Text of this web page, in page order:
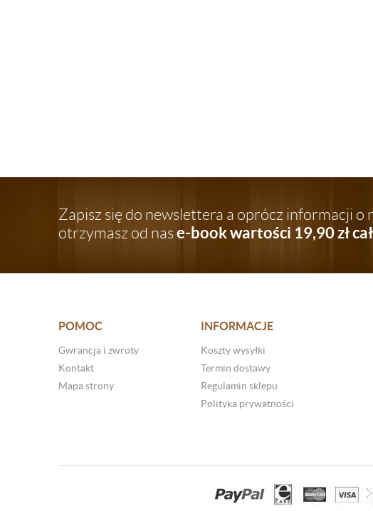
Zapisz się do newslettera a oprócz informacji o
otrzymasz od nase-book wartości 19,90 zł
POMOC
Gwrancja i zwroty
Kontakt
Mapa strony
INFORMACJE
Koszty wysyłki
Termin dostawy
Regulamin sklepu
Polityka prywatności